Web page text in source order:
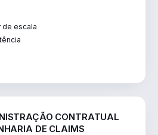
de escala
CONTRATUAL
DE CLAIMS